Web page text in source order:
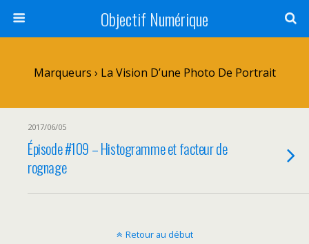
Objectif Numérique
Marqueurs › La Vision D’une Photo De Portrait
2017/06/05
Épisode #109 – Histogramme et facteur de
rognage
Retour au début